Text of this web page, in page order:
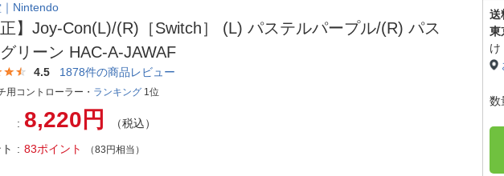
お客様サポート
ご利用ガイド
店舗情報・店舗一覧
Nintendo
】Joy-Con(L)/(R)［Switch］ (L) パステルパープル/(R) パス
リーン HAC-A-JAWAF
4.5 1878件の商品レビュー
用コントローラー・ ランキング 1位
8,220円
（税込）
83ポイント （83円相当）
送
東
け
数